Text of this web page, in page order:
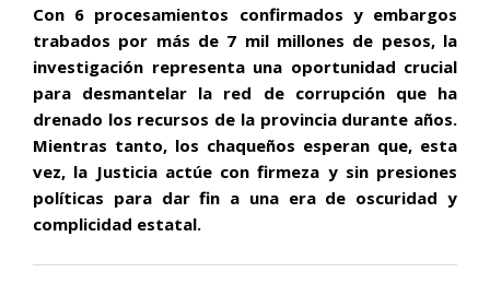
Con 6 procesamientos confirmados y embargos
trabados por más de 7 mil millones de pesos, la
investigación representa una oportunidad crucial
para desmantelar la red de corrupción que ha
drenado los recursos de la provincia durante años.
Mientras tanto, los chaqueños esperan que, esta
vez, la Justicia actúe con firmeza y sin presiones
políticas para dar fin a una era de oscuridad y
complicidad estatal.